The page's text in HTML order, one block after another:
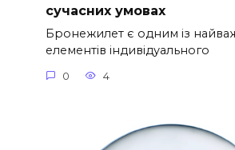
сучасних умовах
Бронежилет є одним із
елементів індивідуального
0 4